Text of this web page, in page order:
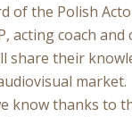
of the Polish
acting coach and
share their
market.
know thanks to